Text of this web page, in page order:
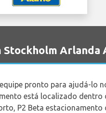
Stockholm
pronto para ajudá-lo
está localizado
P2 Beta estacionamento